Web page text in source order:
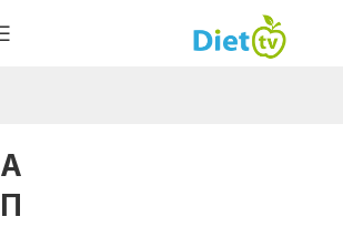
Α
Π